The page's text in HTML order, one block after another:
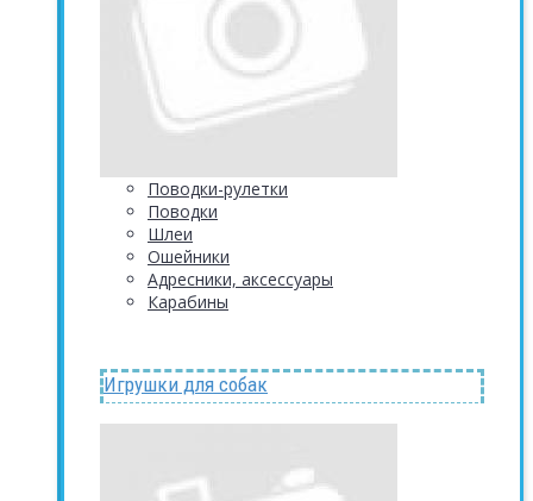
Поводки-рулетки
Поводки
Шлеи
Ошейники
Адресники, аксессуары
Карабины
Игрушки для собак